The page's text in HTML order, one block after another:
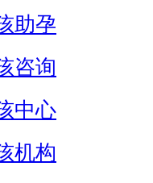
助孕
咨询
中心
机构